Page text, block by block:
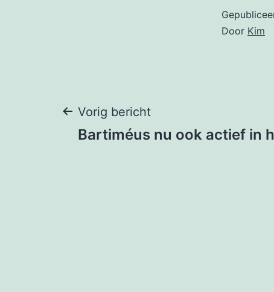
Door Kim
Bericht
Vorig bericht
Bartiméus nu ook actief in